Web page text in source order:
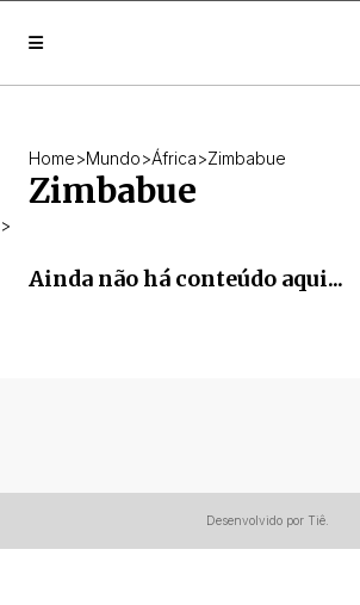
Home>Mundo>África>Zimbabue
Zimbabue
>
Ainda não há conteúdo aqui...
Desenvolvido por Tiê.